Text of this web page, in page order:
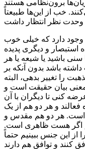
برون‌نظامی هستند
خب از این‌ها طبیعتاً
وجود دارد که خیلی خوب
استبصار و دیگری پدیده
باشید یا شیعه یا هر
باشد بدون آنکه بر
را تغییر بدهی، البته
بیان حقیقت است و
کنی تا دیگران با آن
و هر دو هم از یک
است. هر دو هم مقدس و
هم اگر هست ظاهری است.
از این جنس ببینیم حتماً